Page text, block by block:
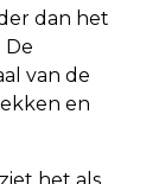
dan het
De
van de
en